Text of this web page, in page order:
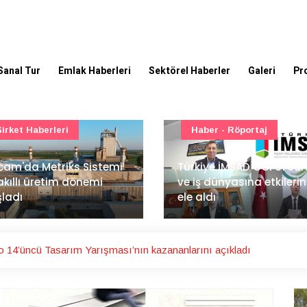
Tur Emlak Haberleri Sektörel Haberler Galeri
İMSAD COP31 süreci
dünyasına etkilerini
- Röportaj
TOKİ'den 51 şehirde 540
gayrimenkul
TOKİ - Emlak Konut GYO
Tasarım Yarışması’nın kazananlarını açıkladı